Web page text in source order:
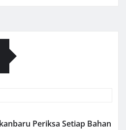
Periksa Setiap Bahan